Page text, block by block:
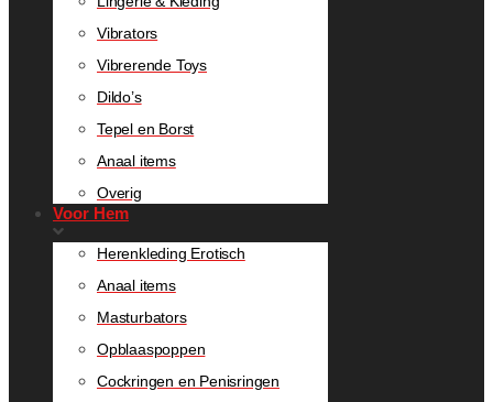
Vibrators
Vibrerende Toys
Dildo’s
Tepel en Borst
Anaal items
Overig
Voor Hem
Herenkleding Erotisch
Anaal items
Masturbators
Opblaaspoppen
Cockringen en Penisringen